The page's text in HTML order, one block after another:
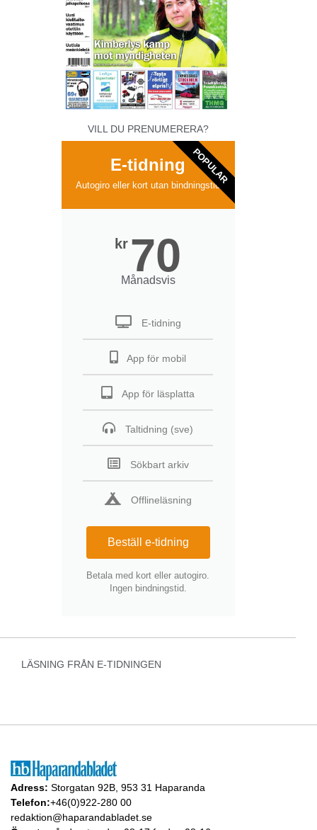
VILL DU PRENUMERERA?
E-tidning
Autogiro eller kort utan bindningstid
kr 70
Månadsvis
E-tidning
App för mobil
App för läsplatta
Taltidning (sve)
Sökbart arkiv
Offlineläsning
Beställ e-tidning
Betala med kort eller autogiro.
Ingen bindningstid.
POPULAR
LÄSNING FRÅN E-TIDNINGEN
Adress: Storgatan 92B, 953 31 Haparanda
Telefon:+46(0)922-280 00
redaktion@haparandabladet.se